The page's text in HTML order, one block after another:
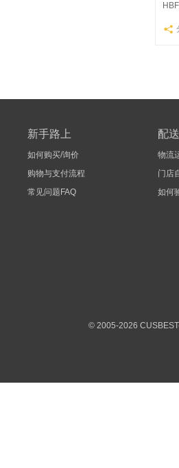
新手路上
如何购买/询价
购物与支付流程
常见问题FAQ
配
物流
门店
如何
© 2005-2026